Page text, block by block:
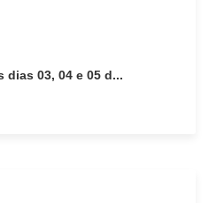
dias 03, 04 e 05 d...